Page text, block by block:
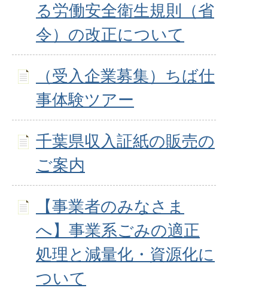
る労働安全衛生規則（省
令）の改正について
（受入企業募集）ちば仕
事体験ツアー
千葉県収入証紙の販売の
ご案内
【事業者のみなさま
へ】事業系ごみの適正
処理と減量化・資源化に
ついて